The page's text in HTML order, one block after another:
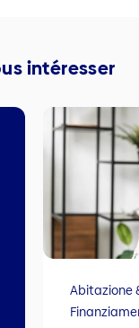
intéresser
Abitazione